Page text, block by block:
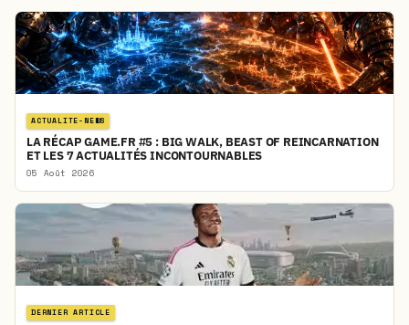
ACTUALITE-NEWS
LA RÉCAP GAME.FR #5 : BIG WALK, BEAST OF REINCARNATION
ET LES 7 ACTUALITÉS INCONTOURNABLES
05 Août 2026
DERNIER ARTICLE